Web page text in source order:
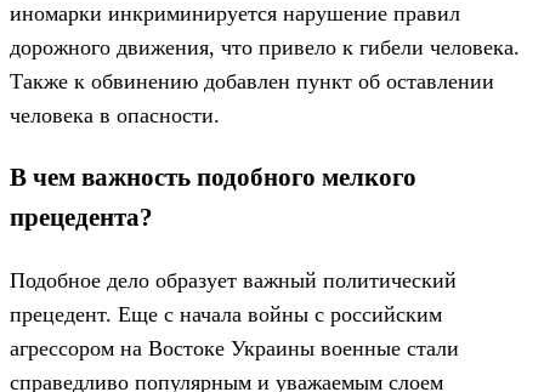
иномарки инкриминируется нарушение правил
дорожного движения, что привело к гибели человека.
Также к обвинению добавлен пункт об оставлении
человека в опасности.
В чем важность подобного мелкого
прецедента?
Подобное дело образует важный политический
прецедент. Еще с начала войны с российским
агрессором на Востоке Украины военные стали
справедливо популярным и уважаемым слоем